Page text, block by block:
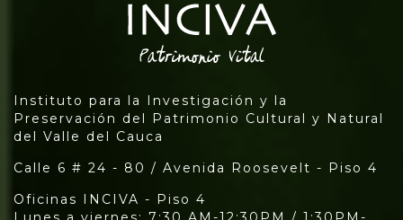
Instituto para la Investigación y la
Preservación del Patrimonio Cultural y Natural
del Valle del Cauca
Calle 6 # 24 - 80 / Avenida Roosevelt - Piso 4
Oficinas INCIVA - Piso 4